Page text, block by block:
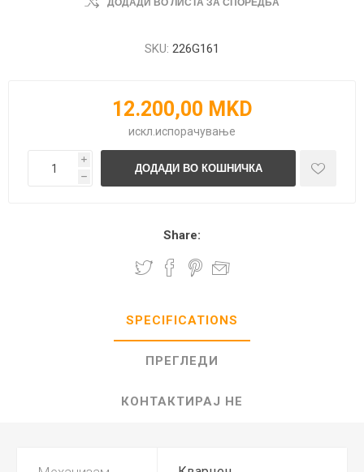
ДОДАДИ ВО ЛИСТА ЗА СПОРЕДБА
SKU: 226G161
12.200,00 MKD
искл. испорачување
i
h
Share:
SPECIFICATIONS
ПРЕГЛЕДИ
КОНТАКТИРАЈ НЕ